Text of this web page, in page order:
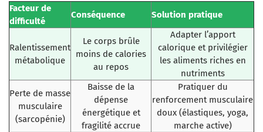
Facteur de
difficulté
Conséquence Solution pratique
Ralentissement
métabolique
Le corps brûle
moins de calories
au repos
Adapter l’apport
calorique et privilégier
les aliments riches en
nutriments
Perte de masse
musculaire
(sarcopénie)
Baisse de la
dépense
énergétique et
fragilité accrue
Pratiquer du
renforcement musculaire
doux (élastiques, yoga,
marche active)